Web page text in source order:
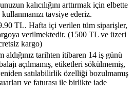
kalıcılığını arttırmak için elbette
tavsiye ederiz.
TL. Hafta içi verilen tüm siparişler,
verilmektedir. (1500 TL ve üzeri
kargo)
aldığınız tarihten itibaren 14 iş günü
açılmamış, etiketleri sökülmemiş,
satılabilirlik özelliği bozulmamış
ve faturası ile birlikte iade